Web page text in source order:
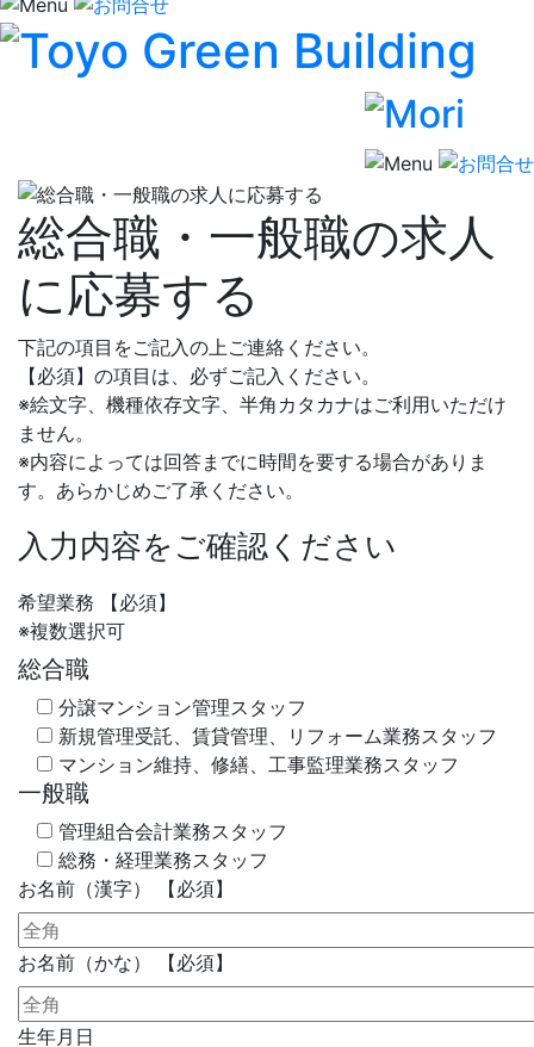
総合職・一般職の求人
に応募する
下記の項目をご記入の上ご連絡ください。
【必須】 の項目は、必ずご記入ください。
※絵文字、機種依存文字、半角カタカナはご利用いただけ
ません。
※内容によっては回答までに時間を要する場合がありま
す。あらかじめご了承ください。
入力内容をご確認ください
希望業務
【必須】
※複数選択可
総合職
分譲マンション管理スタッフ
新規管理受託、賃貸管理、リフォーム業務スタッフ
マンション維持、修繕、工事監理業務スタッフ
一般職
管理組合会計業務スタッフ
総務・経理業務スタッフ
お名前（漢字）
【必須】
お名前（かな） 【必須】
生年月日